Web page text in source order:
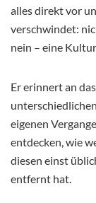
alles direkt vor
verschwindet:
nein – eine
Er erinnert an
eigenen
entdecken, wie
diesen einst
entfernt hat.